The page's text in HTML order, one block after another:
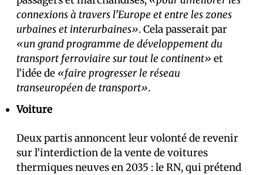
connexions à travers l’Europe et entre les zones
urbaines et interurbaines». Cela passerait par
«un grand programme de développement du
transport ferroviaire sur tout le continent» et
l’idée de «faire progresser le réseau
transeuropéen de transport».
Voiture
Deux partis annoncent leur volonté de revenir
sur l’interdiction de la vente de voitures
thermiques neuves en 2035 : le RN, qui prétend